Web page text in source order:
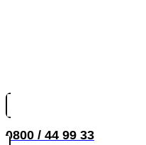
0800 / 44 99 33